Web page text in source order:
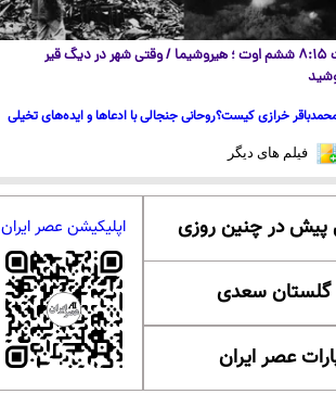
ساعت ۸:۱۵ ششم اوت ؛ هیروشیما / وقتی شهر در دیگ قیر
خرازی کیست؟روحانی جنجالی با ادعاها و ایده‌های تخیلی
فیلم های دیگر
گلستان سعدی
عصر ایران
اپلیکیشن عصر ایران